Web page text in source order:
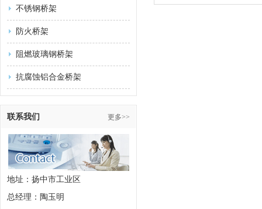
不锈钢桥架
防火桥架
阻燃玻璃钢桥架
抗腐蚀铝合金桥架
联系我们 更多>>
地址：扬中市工业区
总经理：陶玉明